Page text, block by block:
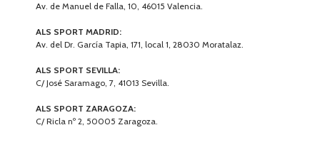
Av. de Manuel de Falla, 10, 46015 Valencia.
ALS SPORT MADRID:
Av. del Dr. García Tapia, 171, local 1, 28030 Moratalaz.
ALS SPORT SEVILLA:
C/ José Saramago, 7, 41013 Sevilla.
ALS SPORT ZARAGOZA:
C/ Ricla nº 2, 50005 Zaragoza.